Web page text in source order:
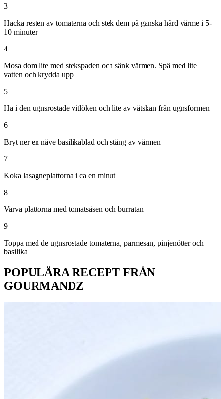
3
Hacka resten av tomaterna och stek dem på ganska hård värme i 5-
10 minuter
4
Mosa dom lite med stekspaden och sänk värmen. Spä med lite
vatten och krydda upp
5
Ha i den ugnsrostade vitlöken och lite av vätskan från ugnsformen
6
Bryt ner en näve basilikablad och stäng av värmen
7
Koka lasagneplattorna i ca en minut
8
Varva plattorna med tomatsåsen och burratan
9
Toppa med de ugnsrostade tomaterna, parmesan, pinjenötter och
basilika
POPULÄRA RECEPT FRÅN
GOURMANDZ